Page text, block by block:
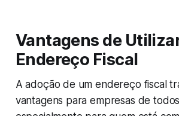
Vantagens de
Endereço Fiscal
A adoção de um endereço fiscal
vantagens para empresas de